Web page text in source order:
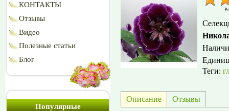
КОНТАКТЫ
Отзывы
Видео
Полезные статьи
Блог
Популярные
Теги:
Описание Отзывы